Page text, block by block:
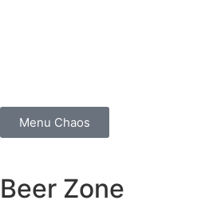
Menu Chaos
Beer Zone